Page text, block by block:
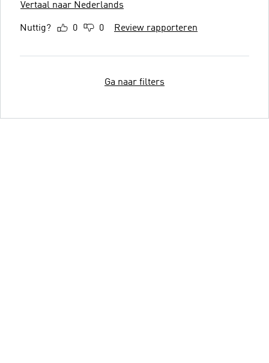
Vertaal naar Nederlands
Nuttig? 0 0 Review rapporteren
Ga naar filters